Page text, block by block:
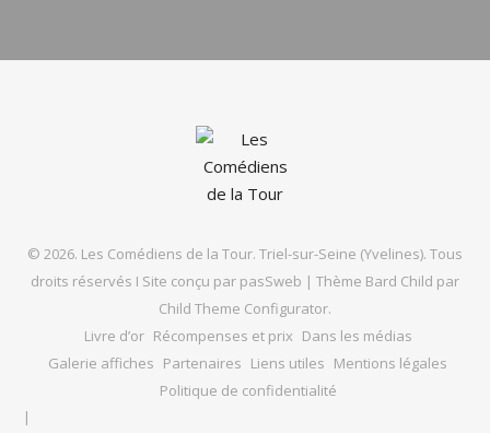
© 2026. Les Comédiens de la Tour. Triel-sur-Seine (Yvelines). Tous
droits réservés I Site conçu par pasSweb | Thème Bard Child par
Child Theme Configurator.
Livre d’or Récompenses et prix Dans les médias
Galerie affiches Partenaires Liens utiles Mentions légales
Politique de confidentialité